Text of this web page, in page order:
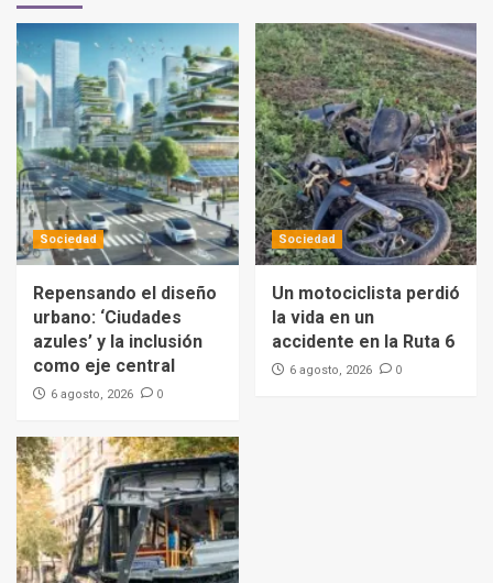
Sociedad
Repensando el diseño
urbano: ‘Ciudades
azules’ y la inclusión
como eje central
6 agosto, 2026 0
Sociedad
Un motociclista perdió
la vida en un
accidente en la Ruta 6
6 agosto, 2026 0